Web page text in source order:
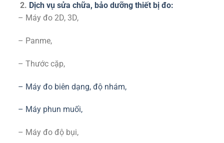
2. Dịch vụ sửa chữa, bảo dưỡng thiết bị đo:
– Máy đo 2D, 3D,
– Panme,
– Thước cặp,
– Máy đo biên dạng, độ nhám,
– Máy phun muối,
– Máy đo độ bụi,